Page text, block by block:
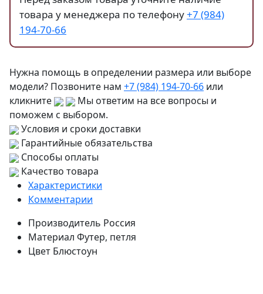
товара у менеджера по телефону+7 (984)
194-70-66
Нужна помощь в определении размера или выборе
модели? Позвоните нам +7 (984) 194-70-66 или
кликните
Мы ответим на все вопросы и
поможем с выбором.
Условия и сроки доставки
Гарантийные обязательства
Способы оплаты
Качество товара
Характеристики
Комментарии
Производитель Россия
Материал Футер, петля
Цвет Блюстоун